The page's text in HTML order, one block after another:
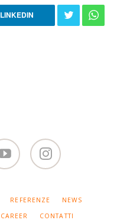
LINKEDIN
REFERENZE
NEWS
CAREER CONTATTI